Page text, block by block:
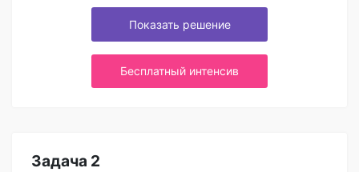
Показать решение
Бесплатный интенсив
Задача 2